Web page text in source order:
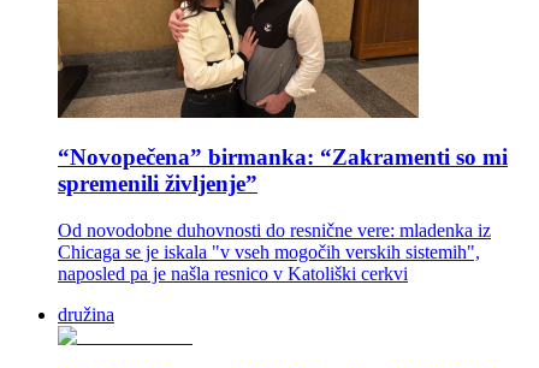
“Novopečena” birmanka: “Zakramenti so mi
spremenili življenje”
Od novodobne duhovnosti do resnične vere: mladenka iz
Chicaga se je iskala "v vseh mogočih verskih sistemih",
naposled pa je našla resnico v Katoliški cerkvi
družina